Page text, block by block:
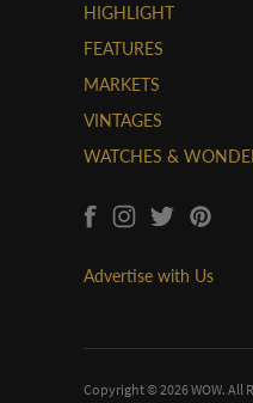
HIGHLIGHT
FEATURES
MARKETS
VINTAGES
WATCHES &
Advertise with Us
Copyright © 2026 WOW. All